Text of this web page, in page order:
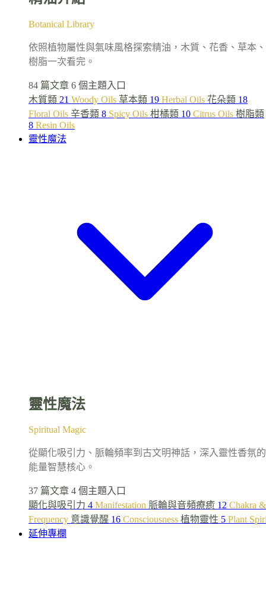
Botanical Library
依照植物屬性與氣味風格探索精油，木質、花香、草本、
樹脂一次看完。
84 篇文章 6 個主題入口
木質類 21 Woody Oils 草本類 19 Herbal Oils 花朵類 18
Floral Oils 辛香類 8 Spicy Oils 柑橘類 10 Citrus Oils 樹脂類
8 Resin Oils
靈性魔法
靈性魔法
Spiritual Magic
從顯化吸引力、脈輪頻率到古文明神話，深入靈性香氛的
能量智慧核心。
37 篇文章 4 個主題入口
顯化與吸引力 4 Manifestation 脈輪與音頻療癒 12 Chakra &
Frequency 意識覺醒 16 Consciousness 植物靈性 5 Plant
延伸專欄